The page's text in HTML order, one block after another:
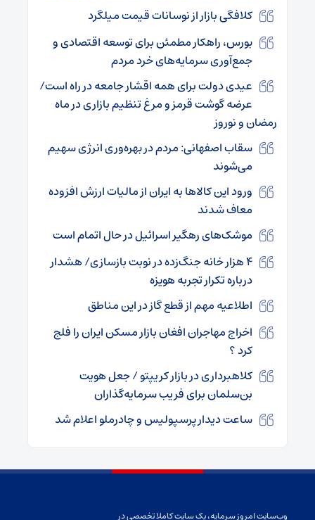
کلافگی بازار از نوسانات قیمت میلگرد
بورس، راهکار مطمئن برای توسعه اقتصادی و
جمع‌آوری سرمایه‌های خرد مردم
عیدی دولت برای همه اقشار جامعه در راه است/
عرضه گوشت قرمز و مرغ تنظیم بازاری در ماه
رمضان و نوروز
سقاب اصفهانی: مردم در بهره‌وری انرژی سهیم
می‌شوند
ورود این کالاها به ایران از مالیات ارزش افزوده
معاف شدند
موشک‌های رهگیر اسرائیل در حال اتمام است
۴ هزار خانه جنگ‌زده در نوبت بازسازی/ هشدار
درباره تکرار تجربه هویزه
اطلاعیه مهم از قطع گاز در این مناطق
اخراج مهاجران افغان بازار مسکن ایران را فلج
کرد ؟
کلاهبرداری در بازار کریپتو / جعل هویت
بن‌سلمان برای فریب سرمایه‌گذاران
ساعت دیدار پرسپولیس و چادرملو اعلام شد
وب‌سایت امروز سرمایه، یک سایت کاملا تخصصی در